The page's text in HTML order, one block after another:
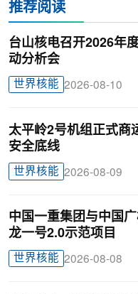
推荐阅读
台山核电召开2026年
动分析会
世界核能 2026-08-10
太平岭2号机组正式商
安全底线
世界核能 2026-08-09
中国一重集团与中国
龙一号2.0示范项目
世界核能 2026-08-08